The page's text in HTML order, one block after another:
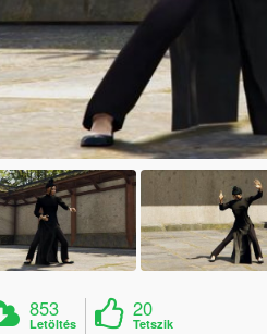
853
Letöltés
20
Tetszik